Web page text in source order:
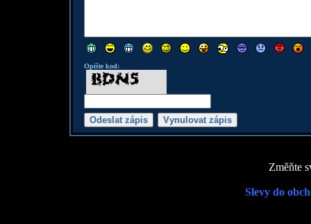
Opište kod:
Změňte
Slevy do